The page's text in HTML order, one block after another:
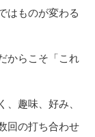
はものが変わる
からこそ「これ
、趣味、好み、
回の打ち合わせ